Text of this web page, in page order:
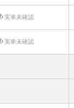
実車未確認
実車未確認